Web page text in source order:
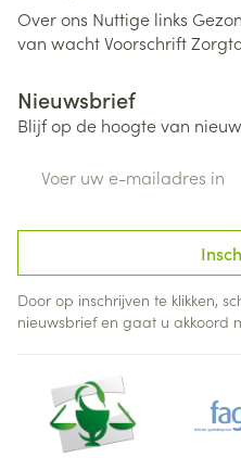
Over ons Nuttige links
van wachtVoorschrift
Nieuwsbrief
Blijf op de hoogte van
Door op inschrijven te klikken,
nieuwsbrief en gaat u akkoord